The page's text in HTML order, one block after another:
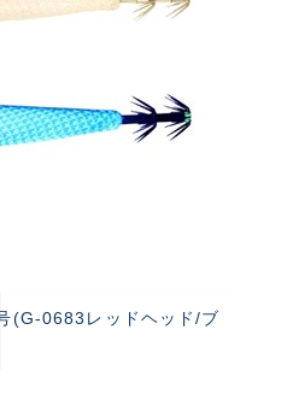
(G-0683レッドヘッド/ブ